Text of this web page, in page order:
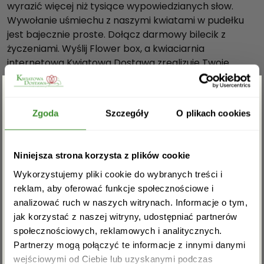
Zgoda Szczegóły O plikach cookies
Niniejsza strona korzysta z plików cookie
Wykorzystujemy pliki cookie do wybranych treści i
reklam, aby oferować funkcje społecznościowe i
analizować ruch w naszych witrynach. Informacje o tym,
jak korzystać z naszej witryny, udostępniać partnerów
społecznościowych, reklamowych i analitycznych.
Partnerzy mogą połączyć te informacje z innymi danymi
wejściowymi od Ciebie lub uzyskanymi podczas
o
ź
d
z
i
m
p
wyrazić więcej niż tysiące wypowiedzianych słow.
Wywołanie uśmiechu z naszymi kwiatami w pudełku
jest bajecznie proste. Dołącz darmowy bilecik z
życzeniami. Wyślij Flower box, a kwiaciarnia
internetowa Kwiatowa Dostawa zrealizuje Twoje
zamówienie w wybrany terminie. Darmowa dostawa
jest możliwa na terenie całego kraju.
najwyższej jakości materiałów i należą do grupy
produktów Prestige Edition.
Dostawa “Flower boxów z goździkami” odbywa się za
pośrednictwem firmy kurierskiej DPD, DHL, InPost.
Na terenie Warszawy dostawa jest możliwa tego
samego dnia po uprzednim kontakcie telefonicznym.
Dostawa oraz bilecik są darmowe.
Wymiary pudełka:
wysokość- 22 cm.
Zgarnij rabat -5%
Zapisz się do newslettera i zgarnij
rabat na pierwsze zakupy!